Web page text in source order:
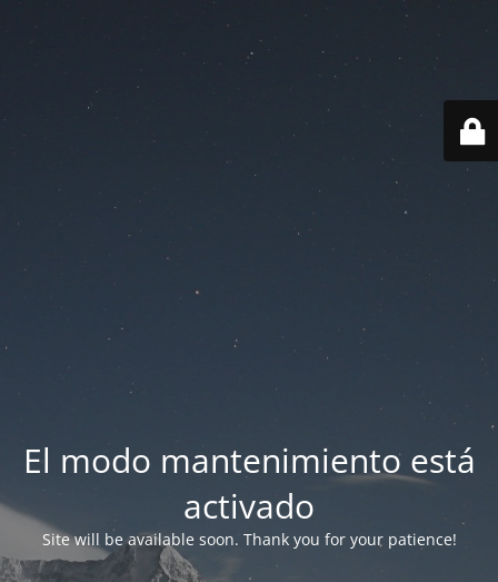
El modo mantenimiento está
activado
Site will be available soon. Thank you for your patience!